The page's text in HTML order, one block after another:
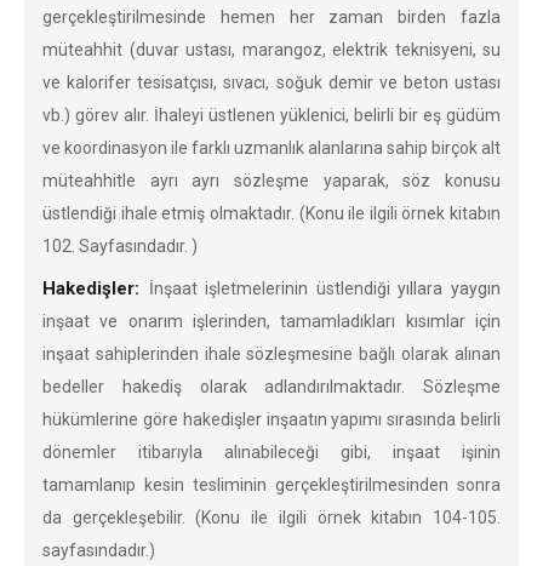
gerçekleştirilmesinde hemen her zaman birden fazla
müteahhit (duvar ustası, marangoz, elektrik teknisyeni, su
ve kalorifer tesisatçısı, sıvacı, soğuk demir ve beton ustası
vb.) görev alır. İhaleyi üstlenen yüklenici, belirli bir eş güdüm
ve koordinasyon ile farklı uzmanlık alanlarına sahip birçok alt
müteahhitle ayrı ayrı sözleşme yaparak, söz konusu
üstlendiği ihale etmiş olmaktadır. (Konu ile ilgili örnek kitabın
102. Sayfasındadır. )
Hakedişler:
İnşaat işletmelerinin üstlendiği yıllara yaygın
inşaat ve onarım işlerinden, tamamladıkları kısımlar için
inşaat sahiplerinden ihale sözleşmesine bağlı olarak alınan
bedeller hakediş olarak adlandırılmaktadır. Sözleşme
hükümlerine göre hakedişler inşaatın yapımı sırasında belirli
dönemler itibarıyla alınabileceği gibi, inşaat işinin
tamamlanıp
kesin tesliminin gerçekleştirilmesinden sonra
da gerçekleşebilir. (Konu ile ilgili örnek kitabın 104-105.
sayfasındadır.)